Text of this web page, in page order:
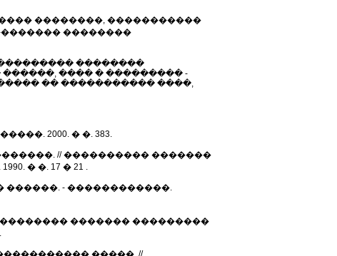
��������, �����������
��������
��������
���� � ��������� -
�� ����������� ����,
2000. � �. 383.
// ���������� �������
� �. 17 � 21 .
������. - ������������.
������� ���������
�����. //